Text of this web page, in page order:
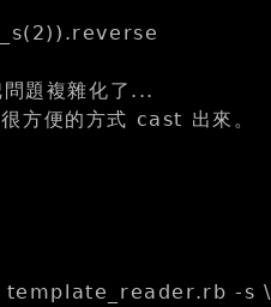
題複雜化了...
方便的方式 cast 出來。
-s \